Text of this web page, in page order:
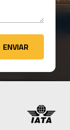
ENVIAR
ENVIAR